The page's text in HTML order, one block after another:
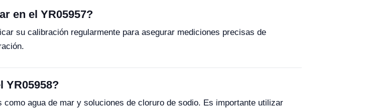
en el YR05957?
su calibración regularmente para asegurar mediciones precisas de
YR05958?
agua de mar y soluciones de cloruro de sodio. Es importante utilizar